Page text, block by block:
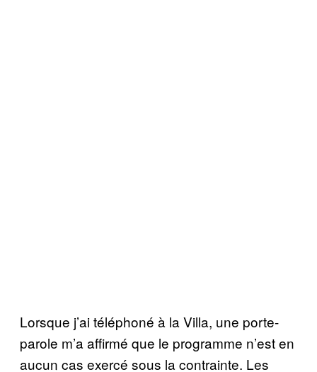
Lorsque j’ai téléphoné à la Villa, une porte-
parole m’a affirmé que le programme n’est en
aucun cas exercé sous la contrainte. Les